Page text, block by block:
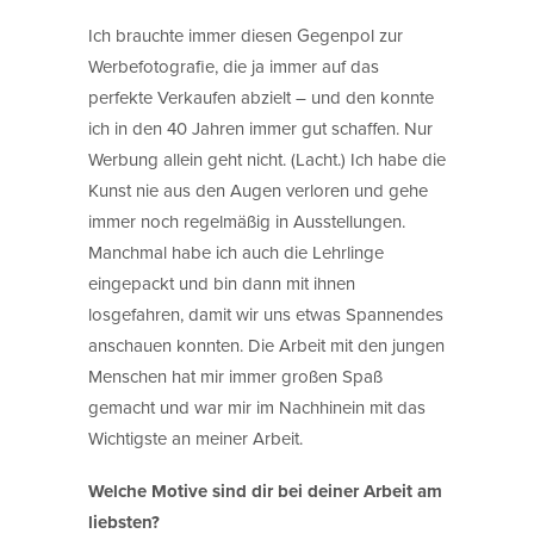
Ich brauchte immer diesen Gegenpol zur
Werbefotografie, die ja immer auf das
perfekte Verkaufen abzielt – und den konnte
ich in den 40 Jahren immer gut schaffen. Nur
Werbung allein geht nicht. (Lacht.) Ich habe die
Kunst nie aus den Augen verloren und gehe
immer noch regelmäßig in Ausstellungen.
Manchmal habe ich auch die Lehrlinge
eingepackt und bin dann mit ihnen
losgefahren, damit wir uns etwas Spannendes
anschauen konnten. Die Arbeit mit den jungen
Menschen hat mir immer großen Spaß
gemacht und war mir im Nachhinein mit das
Wichtigste an meiner Arbeit.
Welche Motive sind dir bei deiner Arbeit am
liebsten?